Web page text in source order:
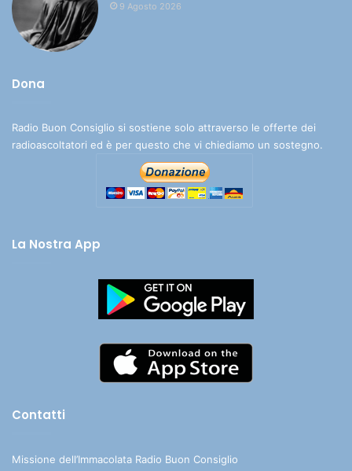
9 Agosto 2026
Dona
Radio Buon Consiglio si sostiene solo attraverso le offerte dei
radioascoltatori ed è per questo che vi chiediamo un sostegno.
La Nostra App
Contatti
Missione dell’Immacolata Radio Buon Consiglio